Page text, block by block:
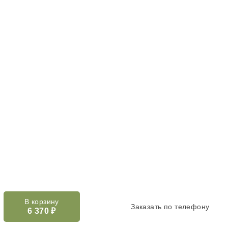
В корзину
6 370 ₽ Заказать по телефону